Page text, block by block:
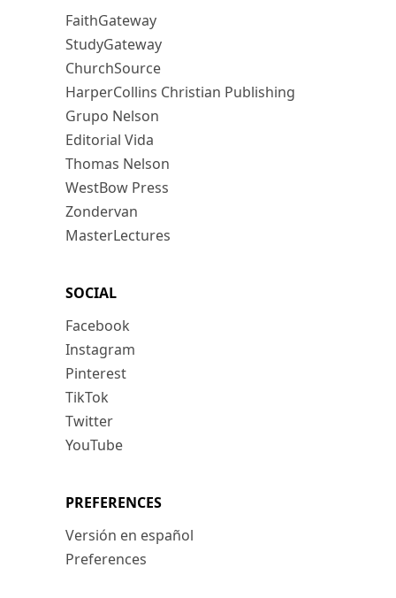
FaithGateway
StudyGateway
ChurchSource
HarperCollins Christian Publishing
Grupo Nelson
Editorial Vida
Thomas Nelson
WestBow Press
Zondervan
MasterLectures
SOCIAL
Facebook
Instagram
Pinterest
TikTok
Twitter
YouTube
PREFERENCES
Versión en español
Preferences